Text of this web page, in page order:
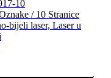
10
/ 10 Stranice
bijeli laser, Laser u